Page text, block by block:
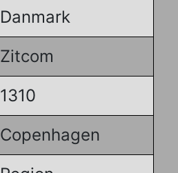
Danmark
Zitcom
1310
Copenhagen